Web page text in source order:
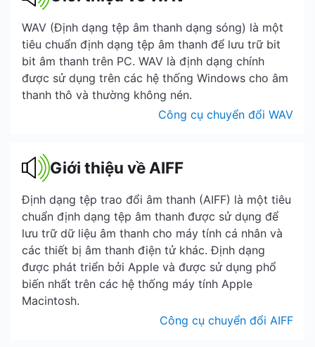
WAV (Định dạng tệp âm thanh dạng sóng) là một
tiêu chuẩn định dạng tệp âm thanh để lưu trữ bit
bit âm thanh trên PC. WAV là định dạng chính
được sử dụng trên các hệ thống Windows cho âm
thanh thô và thường không nén.
Công cụ chuyển đổi WAV
Giới thiệu về AIFF
Định dạng tệp trao đổi âm thanh (AIFF) là một tiêu
chuẩn định dạng tệp âm thanh được sử dụng để
lưu trữ dữ liệu âm thanh cho máy tính cá nhân và
các thiết bị âm thanh điện tử khác. Định dạng
được phát triển bởi Apple và được sử dụng phổ
biến nhất trên các hệ thống máy tính Apple
Macintosh.
Công cụ chuyển đổi AIFF